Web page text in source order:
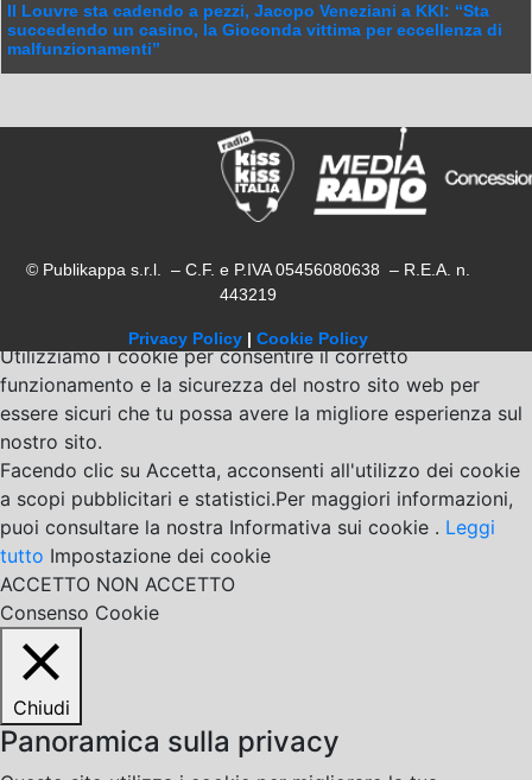
Il Louvre sta cadendo a pezzi, Jacopo Veneziani a KKI: “Sta
succedendo un casino, la Gioconda vittima per eccellenza di
malfunzionamenti”
© Publikappa s.r.l. – C.F. e P.IVA 05456080638 – R.E.A. n.
443219
Privacy Policy | Cookie Policy
Utilizziamo i cookie per consentire il corretto
funzionamento e la sicurezza del nostro sito web per
essere sicuri che tu possa avere la migliore esperienza sul
nostro sito.
Facendo clic su Accetta, acconsenti all'utilizzo dei cookie
a scopi pubblicitari e statistici.Per maggiori informazioni,
puoi consultare la nostra Informativa sui cookie . Leggi
tutto Impostazione dei cookie
ACCETTO NON ACCETTO
Consenso Cookie
Chiudi
Panoramica sulla privacy